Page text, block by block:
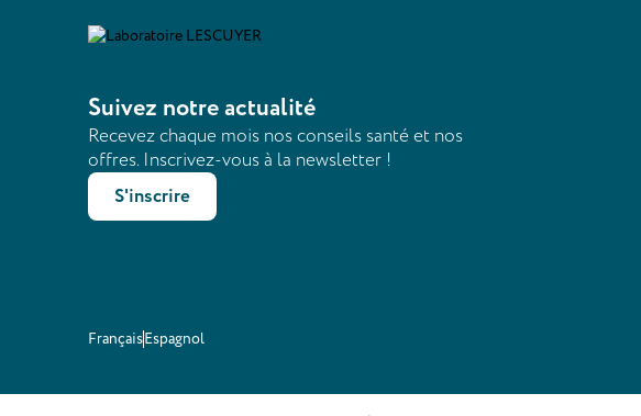
Suivez notre actualité
Recevez chaque mois nos conseils santé et nos
offres. Inscrivez-vous à la newsletter !
S'inscrire
FrançaisEspagnol